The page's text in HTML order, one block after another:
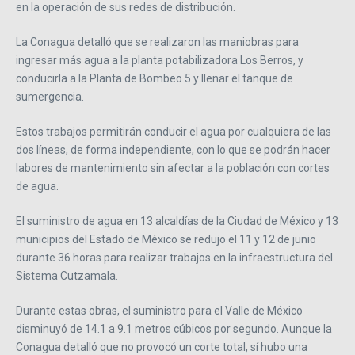
en la operación de sus redes de distribución.
La Conagua detalló que se realizaron las maniobras para
ingresar más agua a la planta potabilizadora Los Berros, y
conducirla a la Planta de Bombeo 5 y llenar el tanque de
sumergencia.
Estos trabajos permitirán conducir el agua por cualquiera de las
dos líneas, de forma independiente, con lo que se podrán hacer
labores de mantenimiento sin afectar a la población con cortes
de agua.
El suministro de agua en 13 alcaldías de la Ciudad de México y 13
municipios del Estado de México se redujo el 11 y 12 de junio
durante 36 horas para realizar trabajos en la infraestructura del
Sistema Cutzamala.
Durante estas obras, el suministro para el Valle de México
disminuyó de 14.1 a 9.1 metros cúbicos por segundo. Aunque la
Conagua detalló que no provocó un corte total, sí hubo una